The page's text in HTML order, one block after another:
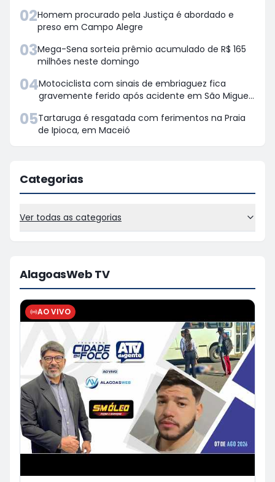
02Homem procurado pela Justiça é abordado e
preso em Campo Alegre
03Mega-Sena sorteia prêmio acumulado de R$ 165
milhões neste domingo
04Motociclista com sinais de embriaguez fica
gravemente ferido após acidente em São Miguel
05Tartaruga é resgatada com ferimentos na Praia
de Ipioca, em Maceió
Categorias
Ver todas as categorias
AlagoasWeb TV
AO VIVO